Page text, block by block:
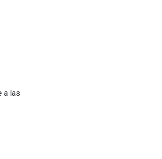
a las